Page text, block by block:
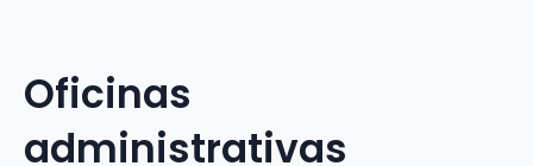
Oficinas
administrativas